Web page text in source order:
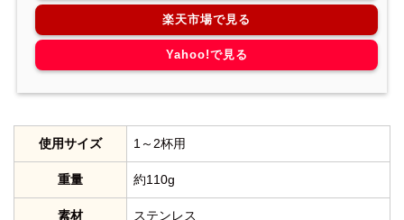
楽天市場で見る
Yahoo!で見る
使用サイズ 1～2杯用
重量 約110g
素材 ステンレス